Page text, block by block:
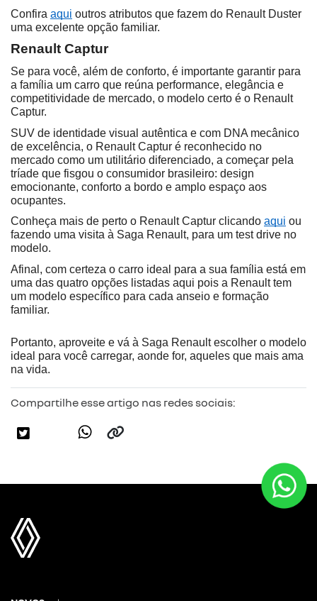
Confira aqui outros atributos que fazem do Renault Duster
uma excelente opção familiar.
Renault Captur
Se para você, além de conforto, é importante garantir para
a família um carro que reúna performance, elegância e
competitividade de mercado, o modelo certo é o Renault
Captur.
SUV de identidade visual autêntica e com DNA mecânico
de excelência, o Renault Captur é reconhecido no
mercado como um utilitário diferenciado, a começar pela
tríade que fisgou o consumidor brasileiro: design
emocionante, conforto a bordo e amplo espaço aos
ocupantes.
Conheça mais de perto o Renault Captur clicando aqui ou
fazendo uma visita à Saga Renault, para um test drive no
modelo.
Afinal, com certeza o carro ideal para a sua família está em
uma das quatro opções listadas aqui pois a Renault tem
um modelo específico para cada anseio e formação
familiar.
Portanto, aproveite e vá à Saga Renault escolher o modelo
ideal para você carregar, aonde for, aqueles que mais ama
na vida.
Compartilhe esse artigo nas redes sociais: